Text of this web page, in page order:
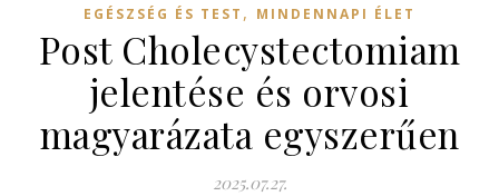
EGÉSZSÉG ÉS TEST , MINDENNAPI ÉLET
Post Cholecystectomiam
jelentése és orvosi
magyarázata egyszerűen
2025.07.27.